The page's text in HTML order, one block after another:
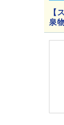
【
泉